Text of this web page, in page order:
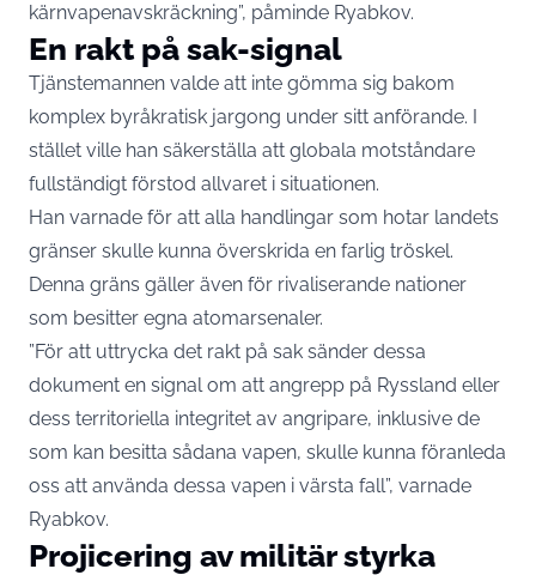
kärnvapenavskräckning”, påminde Ryabkov.
En rakt på sak-signal
Tjänstemannen valde att inte gömma sig bakom
komplex byråkratisk jargong under sitt anförande. I
stället ville han säkerställa att globala motståndare
fullständigt förstod allvaret i situationen.
Han varnade för att alla handlingar som hotar landets
gränser skulle kunna överskrida en farlig tröskel.
Denna gräns gäller även för rivaliserande nationer
som besitter egna atomarsenaler.
”För att uttrycka det rakt på sak sänder dessa
dokument en signal om att angrepp på Ryssland eller
dess territoriella integritet av angripare, inklusive de
som kan besitta sådana vapen, skulle kunna föranleda
oss att använda dessa vapen i värsta fall”, varnade
Ryabkov.
Projicering av militär styrka